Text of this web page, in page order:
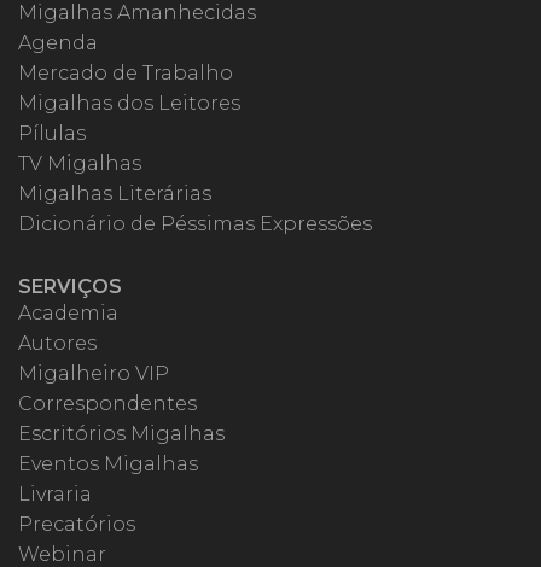
Migalhas Amanhecidas
Agenda
Mercado de Trabalho
Migalhas dos Leitores
Pílulas
TV Migalhas
Migalhas Literárias
Dicionário de Péssimas Expressões
SERVIÇOS
Academia
Autores
Migalheiro VIP
Correspondentes
Escritórios Migalhas
Eventos Migalhas
Livraria
Precatórios
Webinar